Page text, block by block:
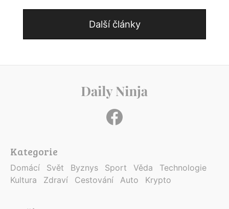
Další články
Kategorie
Domácí Svět Byznys Sport Věda
Technologie
Kultura
Zdraví Cestování Auto Krypto